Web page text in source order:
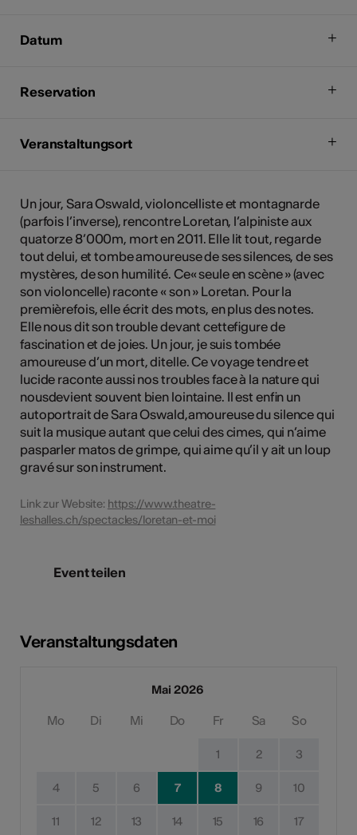
Datum
Reservation
Veranstaltungsort
Un jour, Sara Oswald, violoncelliste et montagnarde
(parfois l’inverse), rencontre Loretan, l’alpiniste aux
quatorze 8’000m, mort en 2011. Elle lit tout, regarde
tout delui, et tombe amoureuse de ses silences, de ses
mystères, de son humilité. Ce« seule en scène » (avec
son violoncelle) raconte « son » Loretan. Pour la
premièrefois, elle écrit des mots, en plus des notes.
Elle nous dit son trouble devant cettefigure de
fascination et de joies. Un jour, je suis tombée
amoureuse d’un mort, ditelle. Ce voyage tendre et
lucide raconte aussi nos troubles face à la nature qui
nousdevient souvent bien lointaine. Il est enfin un
autoportrait de Sara Oswald,amoureuse du silence qui
suit la musique autant que celui des cimes, qui n’aime
pasparler matos de grimpe, qui aime qu’il y ait un loup
gravé sur son instrument.
Link zur Website: https://www.theatre-
leshalles.ch/spectacles/loretan-et-moi
Event teilen
Veranstaltungsdaten
Mai 2026
Mo Di Mi Do Fr Sa So
1 2 3
4 5 6 7 8 9 10
11 12 13 14 15 16 17